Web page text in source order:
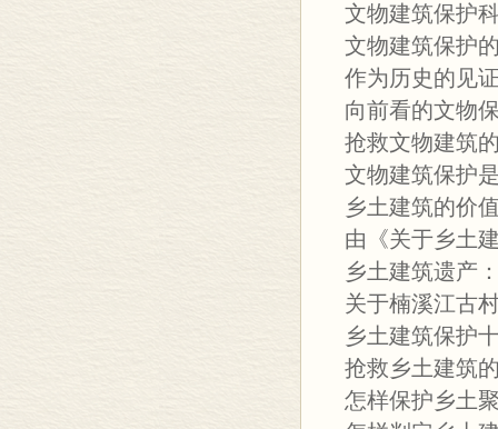
文物建筑保护
文物建筑保护
作为历史的见
向前看的文物
抢救文物建筑
文物建筑保护
乡土建筑的价
由《关于乡土
乡土建筑遗产
关于楠溪江古
乡土建筑保护
抢救乡土建筑
怎样保护乡土